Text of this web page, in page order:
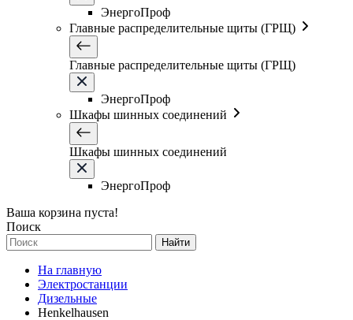
ЭнергоПроф
Главные распределительные щиты (ГРЩ)
Главные распределительные щиты (ГРЩ)
ЭнергоПроф
Шкафы шинных соединений
Шкафы шинных соединений
ЭнергоПроф
Ваша корзина пуста!
Поиск
Найти
На главную
Электростанции
Дизельные
Henkelhausen